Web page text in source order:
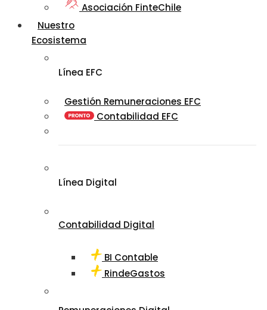
Asociación FinteChile
Nuestro
Ecosistema
Línea EFC
Gestión Remuneraciones EFC
Contabilidad EFC
Línea Digital
Contabilidad Digital
BI Contable
RindeGastos